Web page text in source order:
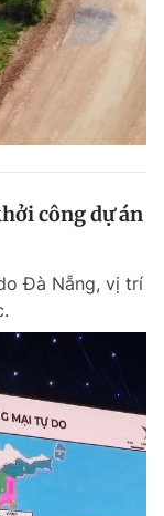
công dự án
Đà Nẵng, vị trí